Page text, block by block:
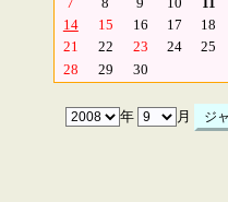
14
15 16 17 18
21
22 23 24 25
28
29 30
年 月